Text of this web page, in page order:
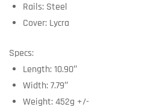
Rails: Steel
Cover: Lycra
Specs:
Length: 10.90″
Width: 7.79″
Weight: 452g +/-